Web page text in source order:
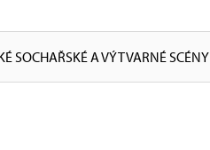
SOCHAŘSKÉ A VÝTVARNÉ SCÉNY